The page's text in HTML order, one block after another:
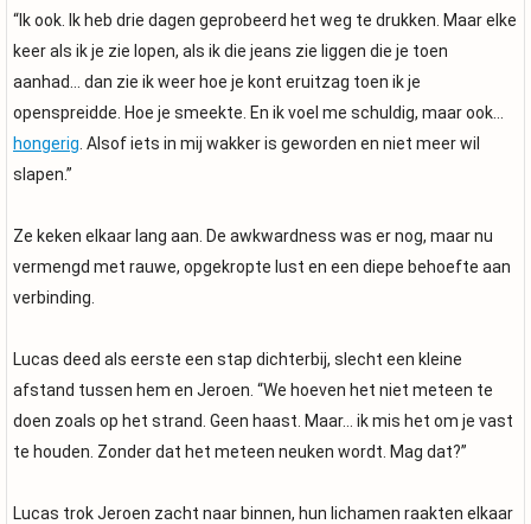
“Ik ook. Ik heb drie dagen geprobeerd het weg te drukken. Maar elke
keer als ik je zie lopen, als ik die jeans zie liggen die je toen
aanhad… dan zie ik weer hoe je kont eruitzag toen ik je
openspreidde. Hoe je smeekte. En ik voel me schuldig, maar ook…
hongerig . Alsof iets in mij wakker is geworden en niet meer wil
slapen.”
Ze keken elkaar lang aan. De awkwardness was er nog, maar nu
vermengd met rauwe, opgekropte lust en een diepe behoefte aan
verbinding.
Lucas deed als eerste een stap dichterbij, slecht een kleine
afstand tussen hem en Jeroen. “We hoeven het niet meteen te
doen zoals op het strand. Geen haast. Maar… ik mis het om je vast
te houden. Zonder dat het meteen neuken wordt. Mag dat?”
Lucas trok Jeroen zacht naar binnen, hun lichamen raakten elkaar